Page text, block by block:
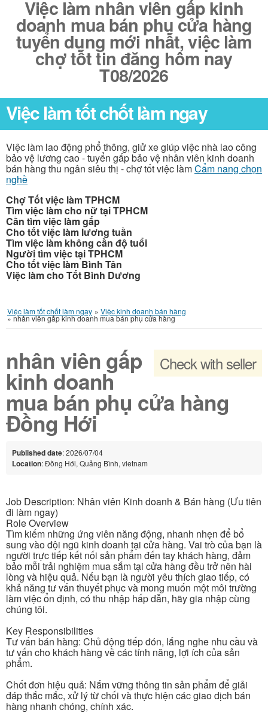
Việc làm nhân viên gấp kinh
doanh mua bán phụ cửa hàng
tuyển dụng mới nhất, việc làm
chợ tốt tin đăng hôm nay
T08/2026
Việc làm tốt chốt làm ngay
Việc làm lao động phổ thông, giử xe giúp việc nhà lao công
bảo vệ lương cao - tuyển gấp bảo vệ nhân viên kinh doanh
bán hàng thu ngân siêu thị - chợ tốt việc làmCẩm nang chọn
nghề
Chợ Tốt việc làm TPHCM
Tìm việc làm cho nữ tại TPHCM
Cần tìm việc làm gấp
Cho tốt việc làm lương tuần
Tìm việc làm không cần độ tuổi
Người tìm việc tại TPHCM
Cho tốt việc làm Bình Tân
Việc làm cho Tốt Bình Dương
Việc làm tốt chốt làm ngay » Việc kinh doanh bán hàng
»nhân viên gấp kinh doanh mua bán phụ cửa hàng
Check with seller
nhân viên gấp
kinh doanh
mua bán phụ cửa hàng
Đồng Hới
Published date: 2026/07/04
Location: Đồng Hới, Quảng Bình, vietnam
Job Description: Nhân viên Kinh doanh & Bán hàng (Ưu tiên
đi làm ngay)
Role Overview
Tìm kiếm những ứng viên năng động, nhanh nhẹn để bổ
sung vào đội ngũ kinh doanh tại cửa hàng. Vai trò của bạn là
người trực tiếp kết nối sản phẩm đến tay khách hàng, đảm
bảo mỗi trải nghiệm mua sắm tại cửa hàng đều trở nên hài
lòng và hiệu quả. Nếu bạn là người yêu thích giao tiếp, có
khả năng tư vấn thuyết phục và mong muốn một môi trường
làm việc ổn định, có thu nhập hấp dẫn, hãy gia nhập cùng
chúng tôi.
Key Responsibilities
Tư vấn bán hàng: Chủ động tiếp đón, lắng nghe nhu cầu và
tư vấn cho khách hàng về các tính năng, lợi ích của sản
phẩm.
Chốt đơn hiệu quả: Nắm vững thông tin sản phẩm để giải
đáp thắc mắc, xử lý từ chối và thực hiện các giao dịch bán
hàng nhanh chóng, chính xác.